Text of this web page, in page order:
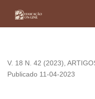
V. 18 N. 42 (2023),
Publicado 11-04-2023